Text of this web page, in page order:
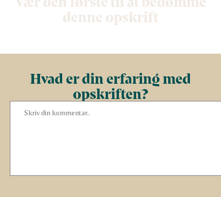
denne opskrift
Hvad er din erfaring med
opskriften?